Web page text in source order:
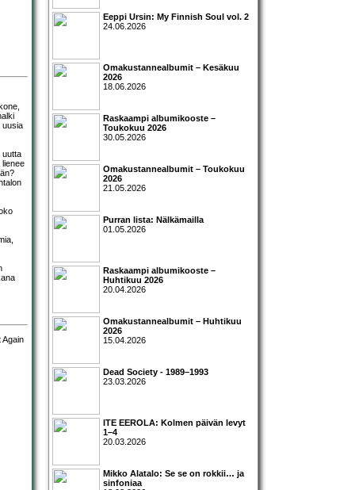
uusia
uutta
Eeppi Ursin: My Finnish Soul vol. 2
24.06.2026
Omakustannealbumit – Kesäkuu
2026
18.06.2026
Raskaampi albumikooste –
Toukokuu 2026
30.05.2026
Omakustannealbumit – Toukokuu
2026
21.05.2026
Purran lista: Nälkämailla
01.05.2026
Raskaampi albumikooste –
Huhtikuu 2026
20.04.2026
Omakustannealbumit – Huhtikuu
2026
15.04.2026
Dead Society - 1989–1993
23.03.2026
ITE EEROLA: Kolmen päivän levyt
1–4
20.03.2026
Mikko Alatalo: Se se on rokkii… ja
sinfoniaa